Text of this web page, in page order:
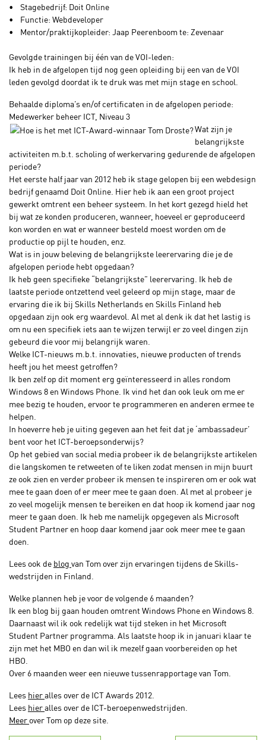
• Stagebedrijf: Doit Online
• Functie: Webdeveloper
• Mentor/praktijkopleider: Jaap Peerenboom te: Zevenaar
Gevolgde trainingen bij één van de VOI-leden:
Ik heb in de afgelopen tijd nog geen opleiding bij een van de VOI
leden gevolgd doordat ik te druk was met mijn stage en school.
Behaalde diploma’s en/of certificaten in de afgelopen periode:
Medewerker beheer ICT, Niveau 3
Wat zijn je
belangrijkste
activiteiten m.b.t. scholing of werkervaring gedurende de afgelopen
periode?
Het eerste half jaar van 2012 heb ik stage gelopen bij een webdesign
bedrijf genaamd Doit Online. Hier heb ik aan een groot project
gewerkt omtrent een beheer systeem. In het kort gezegd hield het
bij wat ze konden produceren, wanneer, hoeveel er geproduceerd
kon worden en wat er wanneer besteld moest worden om de
productie op pijl te houden, enz.
Wat is in jouw beleving de belangrijkste leerervaring die je de
afgelopen periode hebt opgedaan?
Ik heb geen specifieke “belangrijkste” leerervaring. Ik heb de
laatste periode ontzettend veel geleerd op mijn stage, maar de
ervaring die ik bij Skills Netherlands en Skills Finland heb
opgedaan zijn ook erg waardevol. Al met al denk ik dat het lastig is
om nu een specifiek iets aan te wijzen terwijl er zo veel dingen zijn
gebeurd die voor mij belangrijk waren.
Welke ICT-nieuws m.b.t. innovaties, nieuwe producten of trends
heeft jou het meest getroffen?
Ik ben zelf op dit moment erg geïnteresseerd in alles rondom
Windows 8 en Windows Phone. Ik vind het dan ook leuk om me er
mee bezig te houden, ervoor te programmeren en anderen ermee te
helpen.
In hoeverre heb je uiting gegeven aan het feit dat je ‘ambassadeur’
bent voor het ICT-beroepsonderwijs?
Op het gebied van social media probeer ik de belangrijkste artikelen
die langskomen te retweeten of te liken zodat mensen in mijn buurt
ze ook zien en verder probeer ik mensen te inspireren om er ook wat
mee te gaan doen of er meer mee te gaan doen. Al met al probeer je
zo veel mogelijk mensen te bereiken en dat hoop ik komend jaar nog
meer te gaan doen. Ik heb me namelijk opgegeven als Microsoft
Student Partner en hoop daar komend jaar ook meer mee te gaan
doen.
Lees ook de blog van Tom over zijn ervaringen tijdens de Skills-
wedstrijden in Finland.
Welke plannen heb je voor de volgende 6 maanden?
Ik een blog bij gaan houden omtrent Windows Phone en Windows 8.
Daarnaast wil ik ook redelijk wat tijd steken in het Microsoft
Student Partner programma. Als laatste hoop ik in januari klaar te
zijn met het MBO en dan wil ik mezelf gaan voorbereiden op het
HBO.
Over 6 maanden weer een nieuwe tussenrapportage van Tom.
Lees hieralles over de ICT Awards 2012.
Lees hieralles over de ICT-beroepenwedstrijden.
Meerover Tom op deze site.